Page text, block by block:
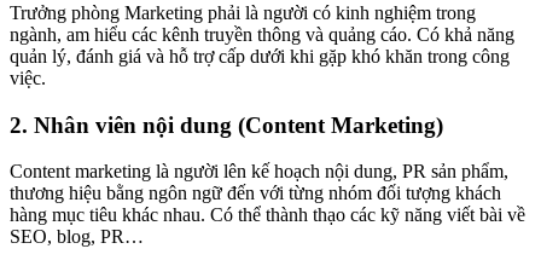
Trưởng phòng Marketing phải là người có kinh nghiệm trong
ngành, am hiểu các kênh truyền thông và quảng cáo. Có khả năng
quản lý, đánh giá và hỗ trợ cấp dưới khi gặp khó khăn trong công
việc.
2. Nhân viên nội dung (Content Marketing)
Content marketing là người lên kế hoạch nội dung, PR sản phẩm,
thương hiệu bằng ngôn ngữ đến với từng nhóm đối tượng khách
hàng mục tiêu khác nhau. Có thể thành thạo các kỹ năng viết bài về
SEO, blog, PR…